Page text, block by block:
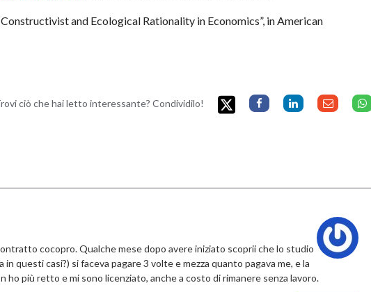
and Ecological Rationality in Economics”, in American
ciò che hai letto interessante? Condividilo!
cocopro. Qualche mese dopo avere iniziato scoprii che lo studio
questi casi?) si faceva pagare 3 volte e mezza quanto pagava me, e la
ho più retto e mi sono licenziato, anche a costo di rimanere senza lavoro.